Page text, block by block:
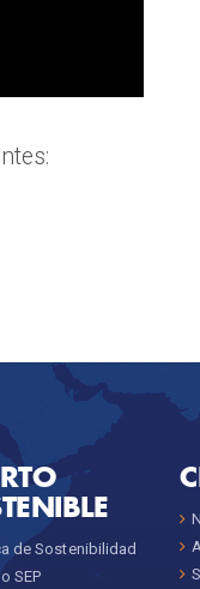
de Sostenibilidad
SEP